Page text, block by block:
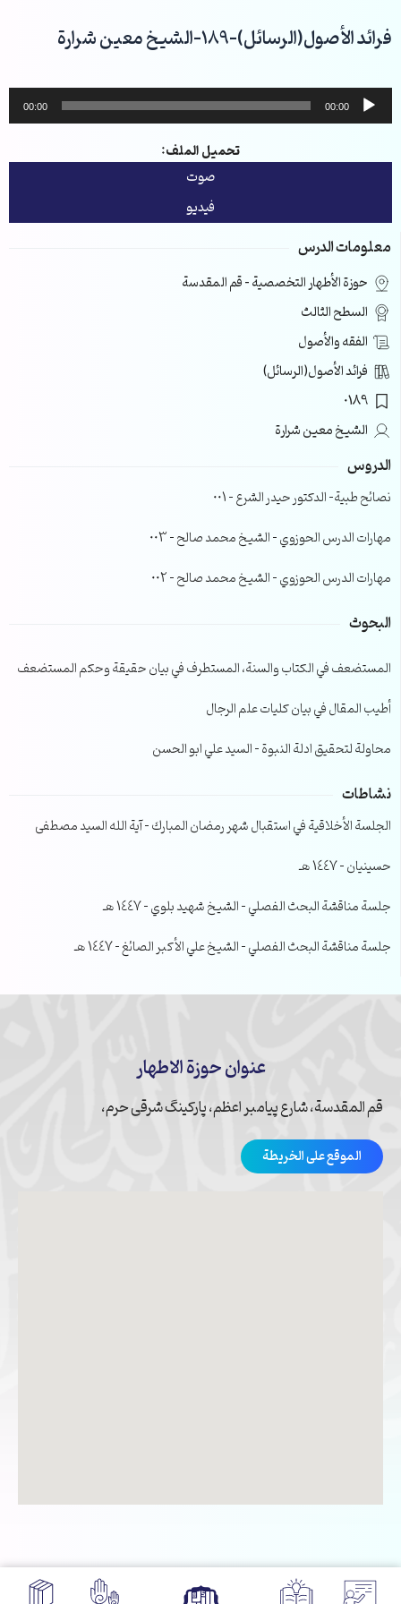
إلى
المحتوى
فرائد الأصول(الرسائل)-189-الشيخ معين شرارة
مشغل
الصوت
00:00
00:00
تحميل الملف:
صوت
فيديو
معلومات الدرس
حوزة الأطهار التخصصية – قم المقدسة
السطح الثالث
الفقه والأصول
فرائد الأصول(الرسائل)
0189
الشيخ معين شرارة
الدروس
نصائح طبية- الدكتور حيدر الشرع – 001
مهارات الدرس الحوزوي – الشيخ محمد صالح – 003
مهارات الدرس الحوزوي – الشيخ محمد صالح – 002
البحوث
المستضعف في الكتاب والسنة، المستطرف في بيان حقيقة وحكم المستضعف
أطيب المقال في بيان كليات علم الرجال
محاولة لتحقيق ادلة النبوة – السيد علي ابو الحسن
نشاطات
الجلسة الأخلاقية في استقبال شهر رمضان المبارك – آية الله السيد مصطفى
حسينيان – 1447 هـ
جلسة مناقشة البحث الفصلي – الشيخ شهيد بلوي – 1447 هـ
جلسة مناقشة البحث الفصلي – الشيخ علي الأكبر الصائغ – 1447 هـ
عنوان حوزة الاطهار
قم المقدسة، شارع پیامبر اعظم، پارکینگ شرقی حرم،
الموقع على الخريطة